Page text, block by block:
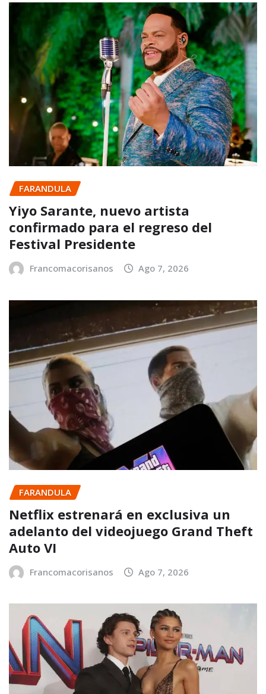
FARANDULA
Yiyo Sarante, nuevo artista
confirmado para el regreso del
Festival Presidente
Francomacorisanos Ago 7, 2026
FARANDULA
Netflix estrenará en exclusiva un
adelanto del videojuego Grand Theft
Auto VI
Francomacorisanos Ago 7, 2026